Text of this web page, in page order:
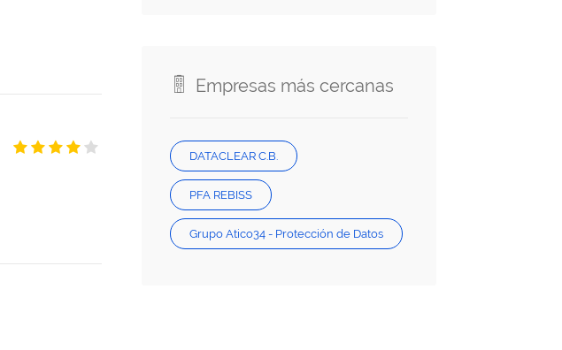
Empresas más cercanas
DATACLEAR C.B.
PFA REBISS
Grupo Atico34 - Protección de Datos